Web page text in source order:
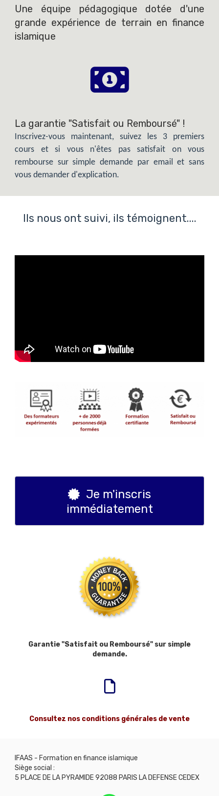
Une équipe pédagogique dotée d'une
grande expérience de terrain en finance
islamique
La garantie "Satisfait ou Remboursé" !
Inscrivez-vous maintenant, suivez les 3 premiers
cours et si vous n'êtes pas satisfait on vous
rembourse sur simple demande par email et sans
vous demander d'explication.
Ils nous ont suivi, ils témoignent....
Je m'inscris
immédiatement
Garantie "Satisfait ou Remboursé" sur simple
demande.
Consultez nos conditions générales de vente
IFAAS - Formation en finance islamique
Siège social :
5 PLACE DE LA PYRAMIDE 92088 PARIS LA DEFENSE CEDEX